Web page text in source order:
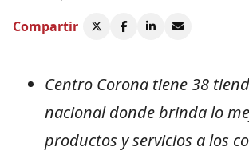
Compartir
Centro Corona tiene 38
nacional donde brinda lo
productos y servicios a los